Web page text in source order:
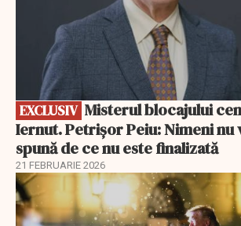
EXCLUSIV
Iernut. Petrișor Peiu: Nimeni nu
spună de ce nu este finalizată
21 FEBRUARIE 2026